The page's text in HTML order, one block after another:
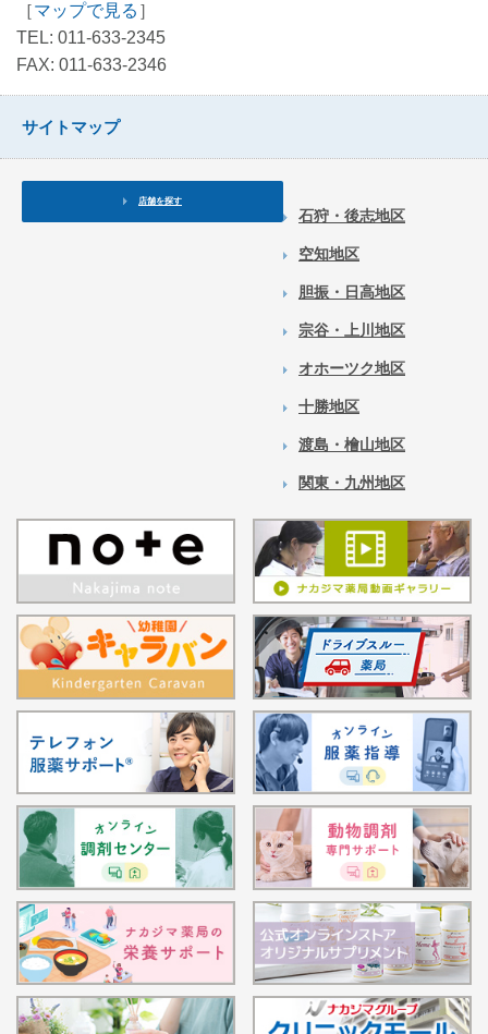
［マップで見る ］
TEL: 011-633-2345
FAX: 011-633-2346
サイトマップ
店舗を探す
石狩・後志地区
空知地区
胆振・日高地区
宗谷・上川地区
オホーツク地区
十勝地区
渡島・檜山地区
関東・九州地区